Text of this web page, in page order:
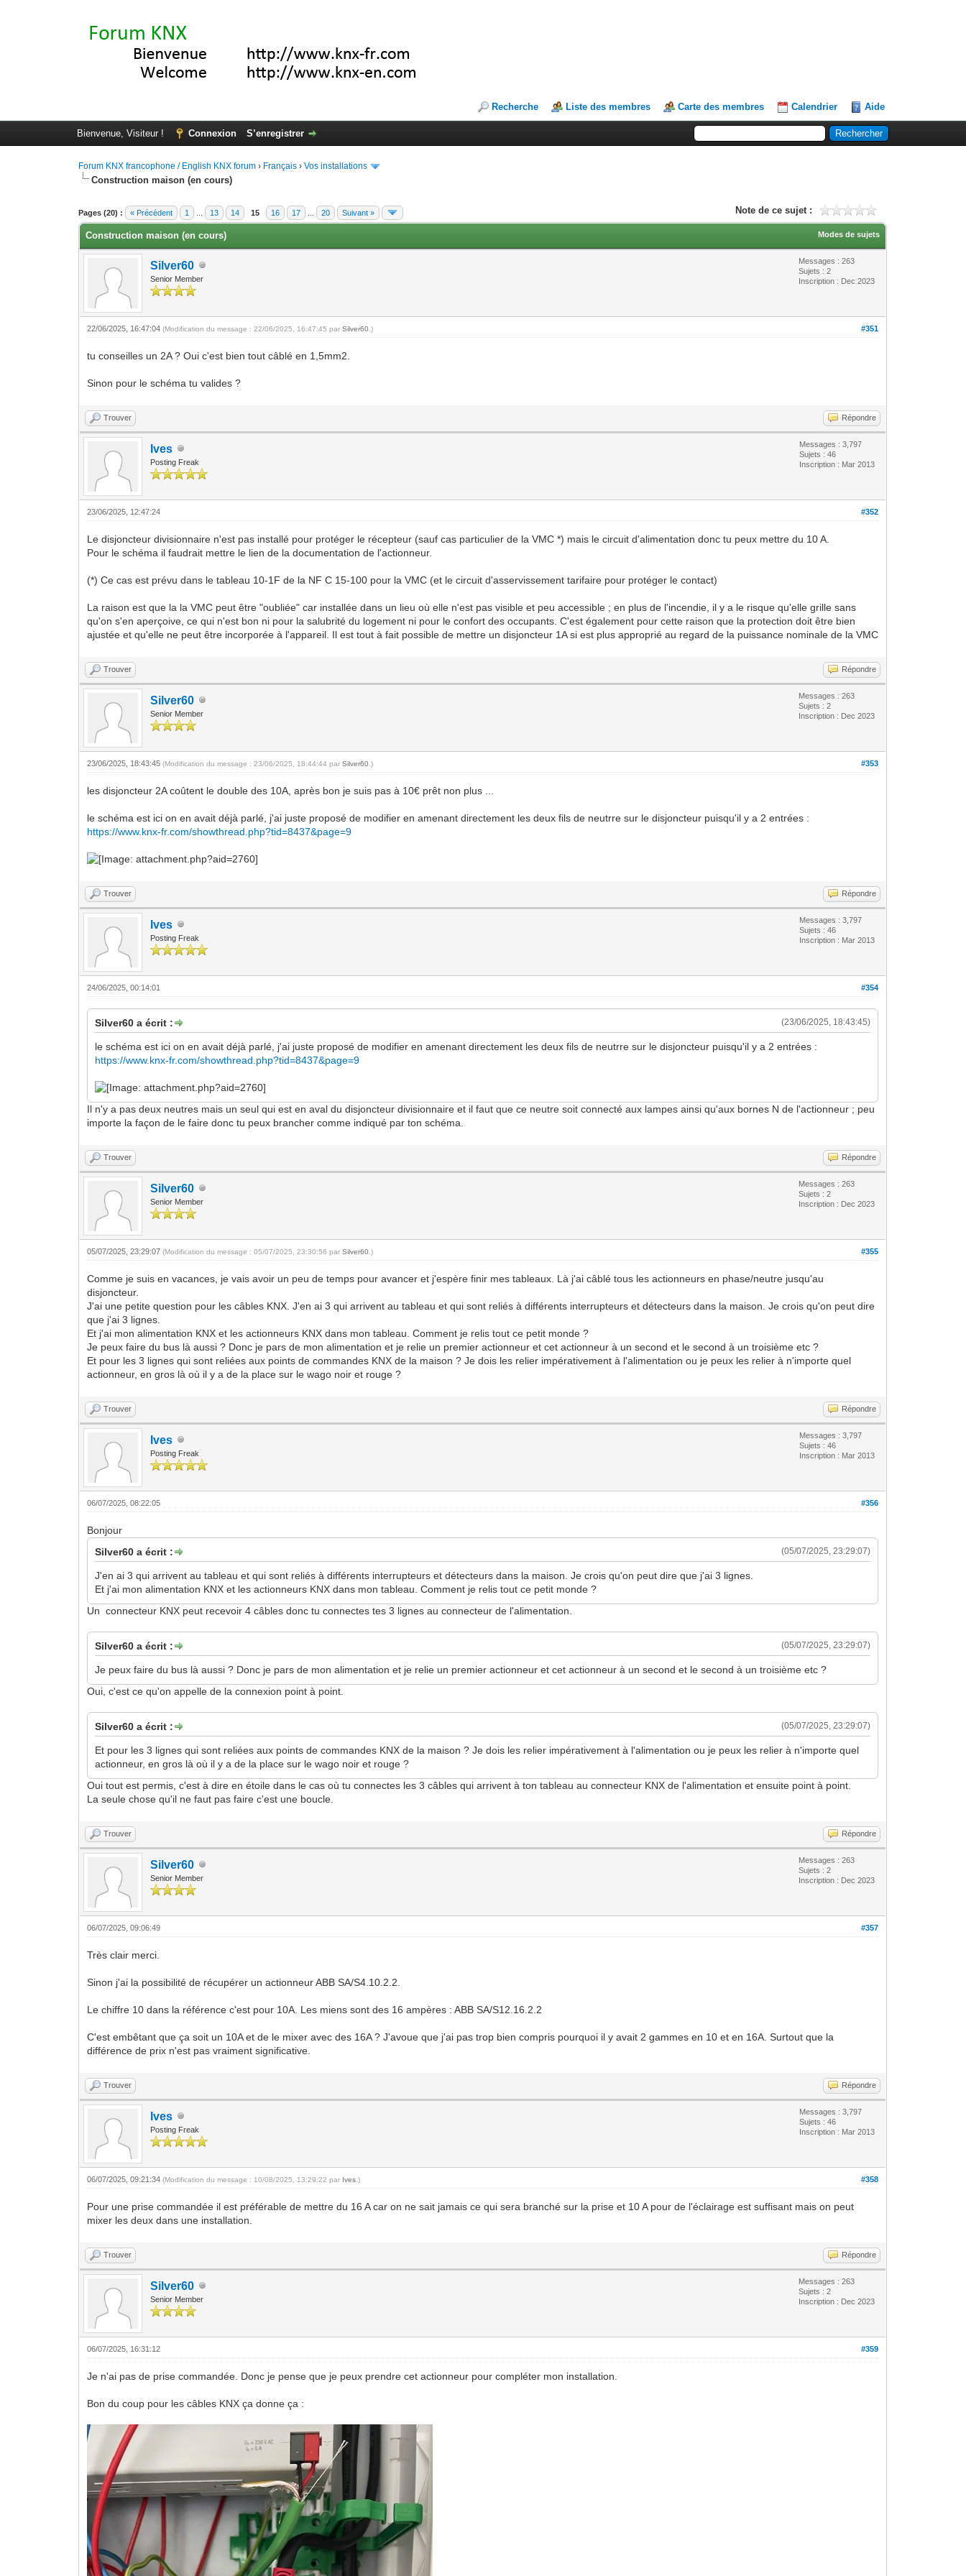
Recherche Liste des membres Carte des membres Calendrier Aide
Bienvenue, Visiteur ! Connexion S’enregistrer
Forum KNX francophone / English KNX forum › Français ›Vos installations
Construction maison (en cours)
Pages (20) : « Précédent 1 13 14 15 16 17 20 Suivant » Note de ce sujet :
Moyenne : 0 (0 vote(s))
1
2
3
4
5
Modes de sujets
Construction maison (en cours)
Silver60
Senior Member
Messages : 263
Sujets : 2
Inscription : Dec 2023
#351
22/06/2025, 16:47:04(Modification du message : 22/06/2025, 16:47:45 parSilver60 .)
tu conseilles un 2A ? Oui c'est bien tout câblé en 1,5mm2.
Sinon pour le schéma tu valides ?
Trouver Répondre
Ives
Posting Freak
Messages : 3,797
Sujets : 46
Inscription : Mar 2013
#352
23/06/2025, 12:47:24
Le disjoncteur divisionnaire n'est pas installé pour protéger le récepteur (sauf cas particulier de la VMC *) mais le circuit d'alimentation donc tu peux mettre du 10 A.
Pour le schéma il faudrait mettre le lien de la documentation de l'actionneur.
(*) Ce cas est prévu dans le tableau 10-1F de la NF C 15-100 pour la VMC (et le circuit d'asservissement tarifaire pour protéger le contact)
La raison est que la la VMC peut être "oubliée" car installée dans un lieu où elle n'est pas visible et peu accessible ; en plus de l'incendie, il y a le risque qu'elle grille sans
qu'on s'en aperçoive, ce qui n'est bon ni pour la salubrité du logement ni pour le confort des occupants. C'est également pour cette raison que la protection doit être bien
ajustée et qu'elle ne peut être incorporée à l'appareil. Il est tout à fait possible de mettre un disjoncteur 1A si est plus approprié au regard de la puissance nominale de la VMC
Trouver Répondre
Silver60
Senior Member
Messages : 263
Sujets : 2
Inscription : Dec 2023
#353
23/06/2025, 18:43:45(Modification du message : 23/06/2025, 18:44:44 parSilver60 .)
les disjoncteur 2A coûtent le double des 10A, après bon je suis pas à 10€ prêt non plus ...
le schéma est ici on en avait déjà parlé, j'ai juste proposé de modifier en amenant directement les deux fils de neutrre sur le disjoncteur puisqu'il y a 2 entrées :
https://www.knx-fr.com/showthread.php?tid=8437&page=9
Trouver Répondre
Ives
Posting Freak
Messages : 3,797
Sujets : 46
Inscription : Mar 2013
#354
24/06/2025, 00:14:01
(23/06/2025, 18:43:45)
Silver60 a écrit :
le schéma est ici on en avait déjà parlé, j'ai juste proposé de modifier en amenant directement les deux fils de neutrre sur le disjoncteur puisqu'il y a 2 entrées :
https://www.knx-fr.com/showthread.php?tid=8437&page=9
Il n'y a pas deux neutres mais un seul qui est en aval du disjoncteur divisionnaire et il faut que ce neutre soit connecté aux lampes ainsi qu'aux bornes N de l'actionneur ; peu
importe la façon de le faire donc tu peux brancher comme indiqué par ton schéma.
Trouver Répondre
Silver60
Senior Member
Messages : 263
Sujets : 2
Inscription : Dec 2023
#355
05/07/2025, 23:29:07(Modification du message : 05/07/2025, 23:30:56 parSilver60 .)
Comme je suis en vacances, je vais avoir un peu de temps pour avancer et j'espère finir mes tableaux. Là j'ai câblé tous les actionneurs en phase/neutre jusqu'au
disjoncteur.
J'ai une petite question pour les câbles KNX. J'en ai 3 qui arrivent au tableau et qui sont reliés à différents interrupteurs et détecteurs dans la maison. Je crois qu'on peut dire
que j'ai 3 lignes.
Et j'ai mon alimentation KNX et les actionneurs KNX dans mon tableau. Comment je relis tout ce petit monde ?
Je peux faire du bus là aussi ? Donc je pars de mon alimentation et je relie un premier actionneur et cet actionneur à un second et le second à un troisième etc ?
Et pour les 3 lignes qui sont reliées aux points de commandes KNX de la maison ? Je dois les relier impérativement à l'alimentation ou je peux les relier à n'importe quel
actionneur, en gros là où il y a de la place sur le wago noir et rouge ?
Trouver Répondre
Ives
Posting Freak
Messages : 3,797
Sujets : 46
Inscription : Mar 2013
#356
06/07/2025, 08:22:05
Bonjour
(05/07/2025, 23:29:07)
Silver60 a écrit :
J'en ai 3 qui arrivent au tableau et qui sont reliés à différents interrupteurs et détecteurs dans la maison. Je crois qu'on peut dire que j'ai 3 lignes.
Et j'ai mon alimentation KNX et les actionneurs KNX dans mon tableau. Comment je relis tout ce petit monde ?
Un connecteur KNX peut recevoir 4 câbles donc tu connectes tes 3 lignes au connecteur de l'alimentation.
(05/07/2025, 23:29:07)
Silver60 a écrit :
Je peux faire du bus là aussi ? Donc je pars de mon alimentation et je relie un premier actionneur et cet actionneur à un second et le second à un troisième etc ?
Oui, c'est ce qu'on appelle de la connexion point à point.
(05/07/2025, 23:29:07)
Silver60 a écrit :
Et pour les 3 lignes qui sont reliées aux points de commandes KNX de la maison ? Je dois les relier impérativement à l'alimentation ou je peux les relier à n'importe quel
actionneur, en gros là où il y a de la place sur le wago noir et rouge ?
Oui tout est permis, c'est à dire en étoile dans le cas où tu connectes les 3 câbles qui arrivent à ton tableau au connecteur KNX de l'alimentation et ensuite point à point.
La seule chose qu'il ne faut pas faire c'est une boucle.
Trouver Répondre
Silver60
Senior Member
Messages : 263
Sujets : 2
Inscription : Dec 2023
#357
06/07/2025, 09:06:49
Très clair merci.
Sinon j'ai la possibilité de récupérer un actionneur ABB SA/S4.10.2.2.
Le chiffre 10 dans la référence c'est pour 10A. Les miens sont des 16 ampères : ABB SA/S12.16.2.2
C'est embêtant que ça soit un 10A et de le mixer avec des 16A ? J'avoue que j'ai pas trop bien compris pourquoi il y avait 2 gammes en 10 et en 16A. Surtout que la
différence de prix n'est pas vraiment significative.
Trouver Répondre
Ives
Posting Freak
Messages : 3,797
Sujets : 46
Inscription : Mar 2013
#358
06/07/2025, 09:21:34(Modification du message : 10/08/2025, 13:29:22 par Ives .)
Pour une prise commandée il est préférable de mettre du 16 A car on ne sait jamais ce qui sera branché sur la prise et 10 A pour de l'éclairage est suffisant mais on peut
mixer les deux dans une installation.
Trouver Répondre
Silver60
Senior Member
Messages : 263
Sujets : 2
Inscription : Dec 2023
#359
06/07/2025, 16:31:12
Je n'ai pas de prise commandée. Donc je pense que je peux prendre cet actionneur pour compléter mon installation.
Bon du coup pour les câbles KNX ça donne ça :